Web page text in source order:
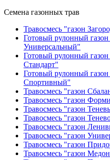
Семена газонных трав
Травосмесь "газон
Готовый рулонный газон
Универсальный"
Готовый рулонный
Стандарт"
Готовый рулонный
Спортивный"
Травосмесь "газон
Травосмесь "газон
Травосмесь "газон
Травосмесь "газон
Травосмесь "газон
Травосмесь "газон
Травосмесь "газон
Травосмесь "газон